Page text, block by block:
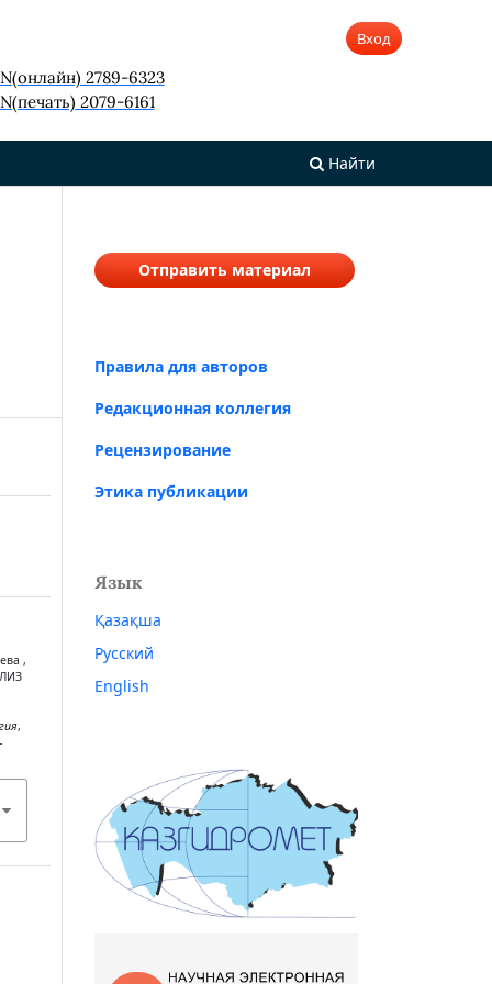
2789-6323
2079-6161
Найти
Вход
,
,
Отправить материал
Правила для авторов
Редакционная коллегия
Рецензирование
Этика публикации
Язык
Қазақша
Русский
English